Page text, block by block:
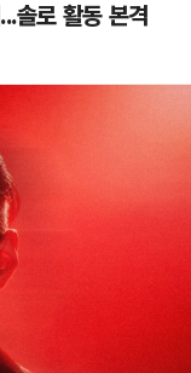
로 활동 본격